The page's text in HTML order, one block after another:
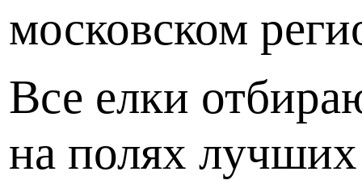
московском
Все елки
на полях